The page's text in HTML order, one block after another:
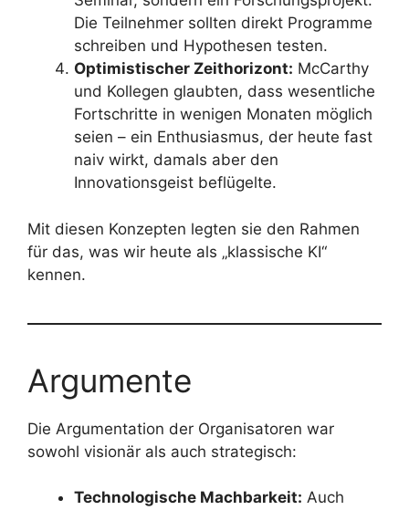
Die Teilnehmer sollten direkt Programme
schreiben und Hypothesen testen.
Optimistischer Zeithorizont: McCarthy
und Kollegen glaubten, dass wesentliche
Fortschritte in wenigen Monaten möglich
seien – ein Enthusiasmus, der heute fast
naiv wirkt, damals aber den
Innovationsgeist beflügelte.
Mit diesen Konzepten legten sie den Rahmen
für das, was wir heute als „klassische KI“
kennen.
Argumente
Die Argumentation der Organisatoren war
sowohl visionär als auch strategisch:
Technologische Machbarkeit: Auch